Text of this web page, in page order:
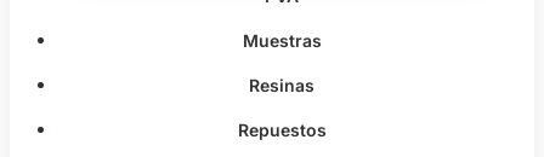
Muestras
Resinas
Repuestos